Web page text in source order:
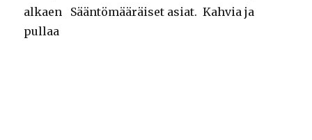
alkaen Sääntömääräiset asiat. Kahvia ja
pullaa